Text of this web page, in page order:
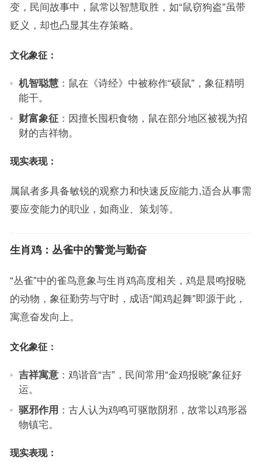
变，民间故事中，鼠常以智慧取胜，如“鼠窃狗盗”虽带
贬义，却也凸显其生存策略。
文化象征：
机智聪慧：鼠在《诗经》中被称作“硕鼠”，象征精明
能干。
财富象征：因擅长囤积食物，鼠在部分地区被视为招
财的吉祥物。
现实表现：
属鼠者多具备敏锐的观察力和快速反应能力,适合从事需
要应变能力的职业，如商业、策划等。
生肖鸡：丛雀中的警觉与勤奋
“丛雀”中的雀鸟意象与生肖鸡高度相关，鸡是晨鸣报晓
的动物，象征勤劳与守时，成语“闻鸡起舞”即源于此，
寓意奋发向上。
文化象征：
吉祥寓意：鸡谐音“吉”，民间常用“金鸡报晓”象征好
运。
驱邪作用 ：古人认为鸡鸣可驱散阴邪，故常以鸡形器
物镇宅。
现实表现：